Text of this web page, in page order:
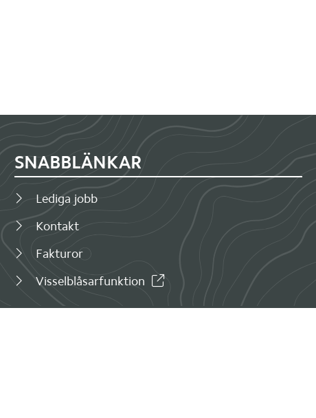
SNABBLÄNKAR
Lediga jobb
Kontakt
Fakturor
Visselblåsarfunktion